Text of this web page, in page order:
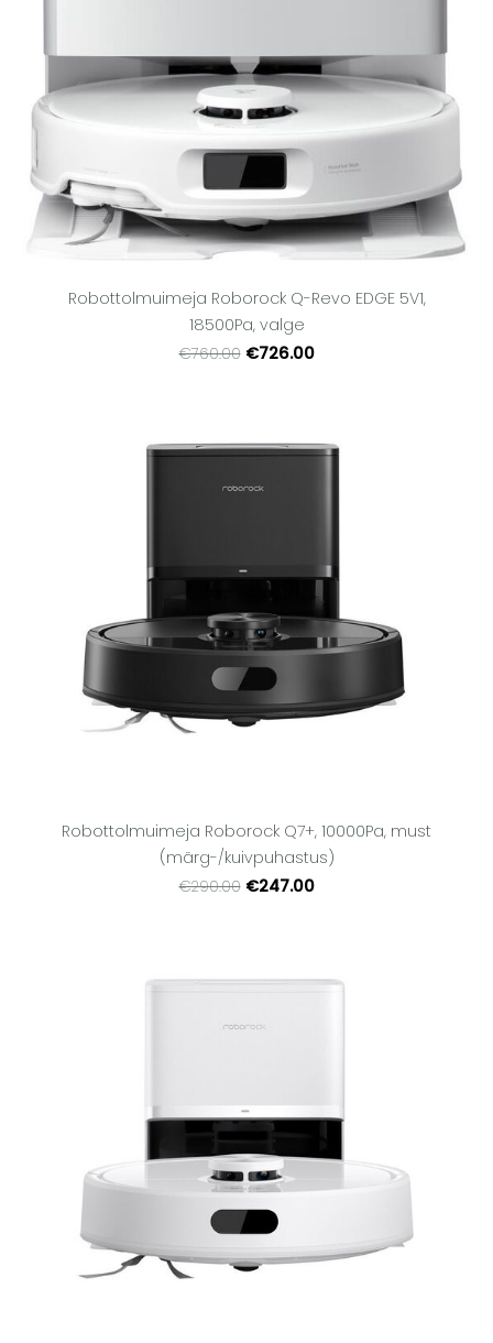
Robottolmuimeja Roborock Q-Revo EDGE 5V1,
18500Pa, valge
€760.00 €726.00
Robottolmuimeja Roborock Q7+, 10000Pa, must
(märg-/kuivpuhastus)
€290.00 €247.00